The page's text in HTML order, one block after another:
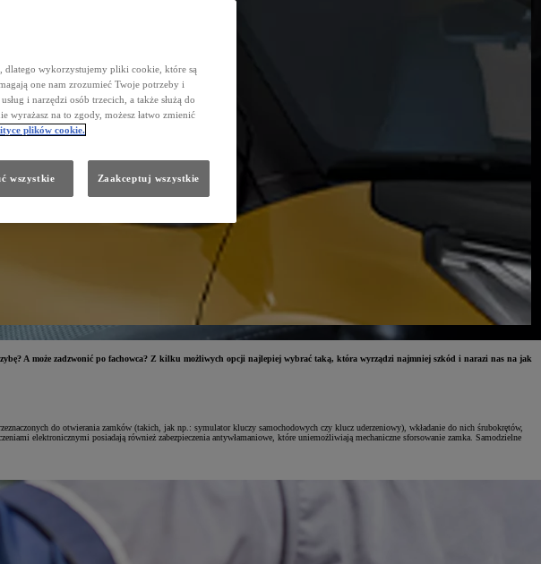
A może zadzwonić po fachowca? Z kilku możliwych opcji najlepiej wybrać taką, która wyrządzi najmniej szkód i narazi nas na jak
do otwierania zamków (takich, jak np.: symulator kluczy samochodowych czy klucz uderzeniowy), wkładanie do nich śrubokrętów,
elektronicznymi posiadają również zabezpieczenia antywłamaniowe, które uniemożliwiają mechaniczne sforsowanie zamka. Samodzielne
dlatego wykorzystujemy pliki cookie, które są
one nam zrozumieć Twoje potrzeby i
i narzędzi osób trzecich, a także służą do
wyrażasz na to zgody, możesz łatwo zmienić
plików cookie.
wszystkie Zaakceptuj wszystkie